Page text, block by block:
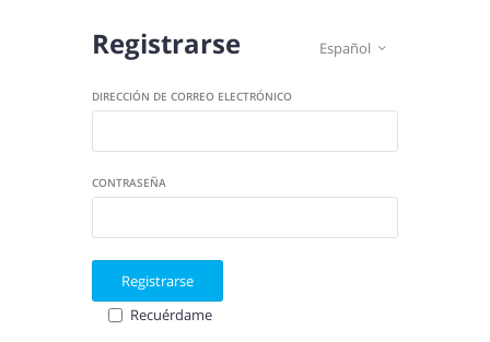
Español 
Registrarse
DIRECCIÓN DE CORREO ELECTRÓNICO
CONTRASEÑA
Registrarse
Recuérdame